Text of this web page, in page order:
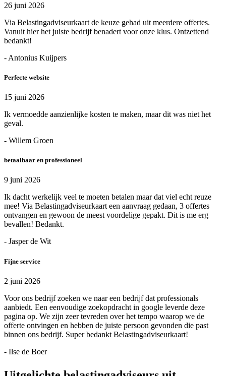
26 juni 2026
Via Belastingadviseurkaart de keuze gehad uit meerdere offertes.
Vanuit hier het juiste bedrijf benadert voor onze klus. Ontzettend
bedankt!
- Antonius Kuijpers
Perfecte website
15 juni 2026
Ik vermoedde aanzienlijke kosten te maken, maar dit was niet het
geval.
- Willem Groen
betaalbaar en professioneel
9 juni 2026
Ik dacht werkelijk veel te moeten betalen maar dat viel echt reuze
mee! Via Belastingadviseurkaart een aanvraag gedaan, 3 offertes
ontvangen en gewoon de meest voordelige gepakt. Dit is me erg
bevallen! Bedankt.
- Jasper de Wit
Fijne service
2 juni 2026
Voor ons bedrijf zoeken we naar een bedrijf dat professionals
aanbiedt. Een eenvoudige zoekopdracht in google leverde deze
pagina op. We zijn zeer tevreden over het tempo waarop we de
offerte ontvingen en hebben de juiste persoon gevonden die past
binnen ons bedrijf. Super bedankt Belastingadviseurkaart!
- Ilse de Boer